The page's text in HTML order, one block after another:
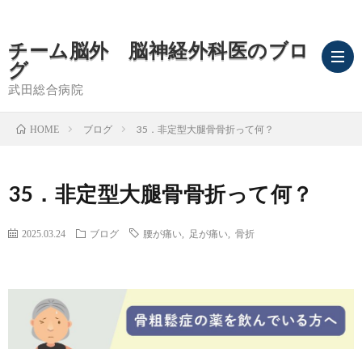
チーム脳外 脳神経外科医のブロ
グ
武田総合病院
HOME ブログ 35．非定型大腿骨骨折って何？
35．非定型大腿骨骨折って何？
2025.03.24 ブログ 腰が痛い 足が痛い 骨折